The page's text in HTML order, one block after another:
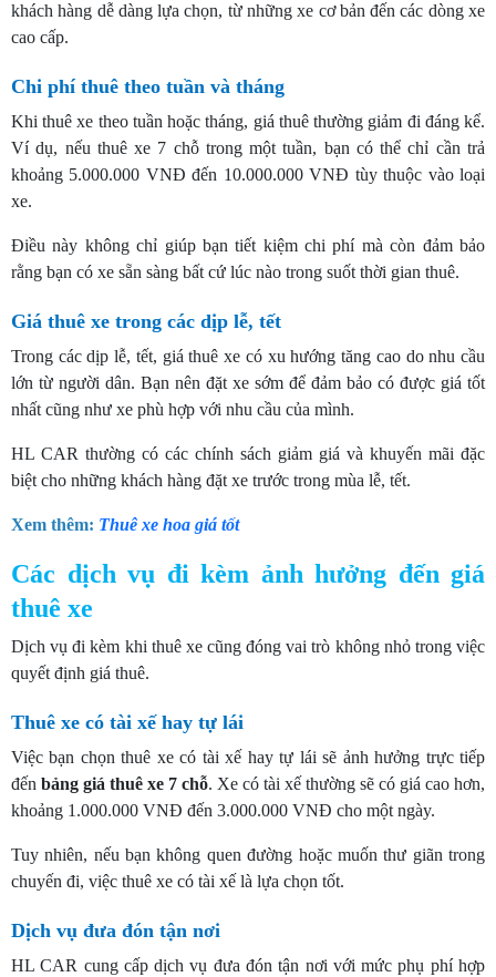
khách hàng dễ dàng lựa chọn, từ những xe cơ bản đến các dòng xe
cao cấp.
Chi phí thuê theo tuần và tháng
Khi thuê xe theo tuần hoặc tháng, giá thuê thường giảm đi đáng kể.
Ví dụ, nếu thuê xe 7 chỗ trong một tuần, bạn có thể chỉ cần trả
khoảng 5.000.000 VNĐ đến 10.000.000 VNĐ tùy thuộc vào loại
xe.
Điều này không chỉ giúp bạn tiết kiệm chi phí mà còn đảm bảo
rằng bạn có xe sẵn sàng bất cứ lúc nào trong suốt thời gian thuê.
Giá thuê xe trong các dịp lễ, tết
Trong các dịp lễ, tết, giá thuê xe có xu hướng tăng cao do nhu cầu
lớn từ người dân. Bạn nên đặt xe sớm để đảm bảo có được giá tốt
nhất cũng như xe phù hợp với nhu cầu của mình.
HL CAR thường có các chính sách giảm giá và khuyến mãi đặc
biệt cho những khách hàng đặt xe trước trong mùa lễ, tết.
Xem thêm: Thuê xe hoa giá tốt
Các dịch vụ đi kèm ảnh hưởng đến giá
thuê xe
Dịch vụ đi kèm khi thuê xe cũng đóng vai trò không nhỏ trong việc
quyết định giá thuê.
Thuê xe có tài xế hay tự lái
Việc bạn chọn thuê xe có tài xế hay tự lái sẽ ảnh hưởng trực tiếp
đến bảng giá thuê xe 7 chỗ. Xe có tài xế thường sẽ có giá cao hơn,
khoảng 1.000.000 VNĐ đến 3.000.000 VNĐ cho một ngày.
Tuy nhiên, nếu bạn không quen đường hoặc muốn thư giãn trong
chuyến đi, việc thuê xe có tài xế là lựa chọn tốt.
Dịch vụ đưa đón tận nơi
HL CAR cung cấp dịch vụ đưa đón tận nơi với mức phụ phí hợp